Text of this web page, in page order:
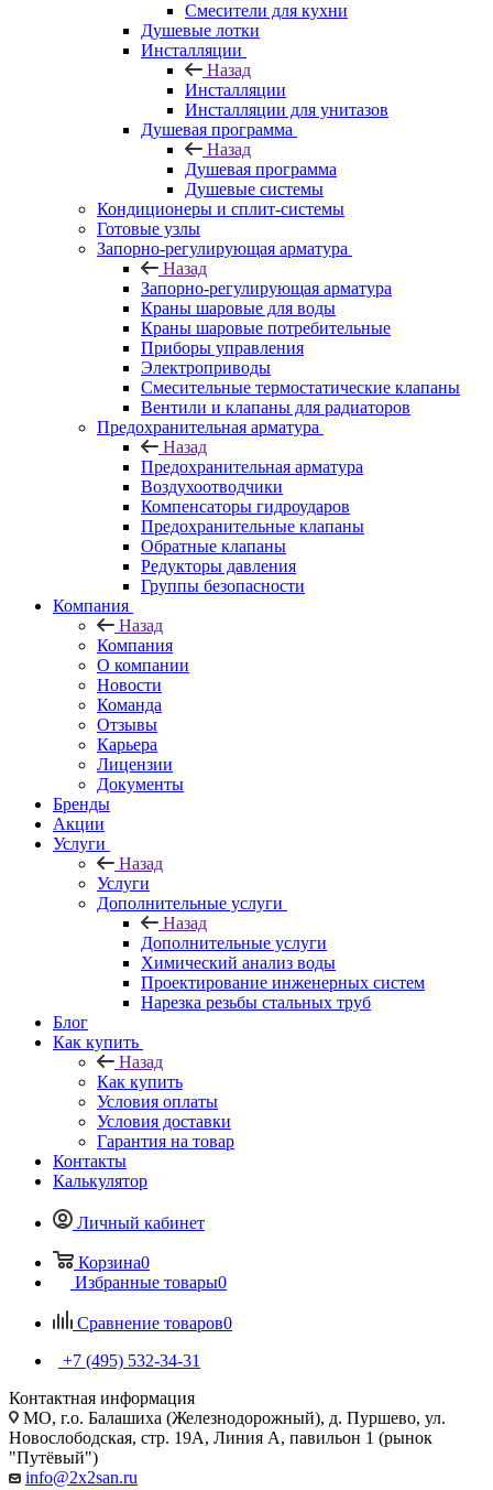
Смесители для кухни
Душевые лотки
Инсталляции
Назад
Инсталляции
Инсталляции для унитазов
Душевая программа
Назад
Душевая программа
Душевые системы
Кондиционеры и сплит-системы
Готовые узлы
Запорно-регулирующая арматура
Назад
Запорно-регулирующая арматура
Краны шаровые для воды
Краны шаровые потребительные
Приборы управления
Электроприводы
Смесительные термостатические клапаны
Вентили и клапаны для радиаторов
Предохранительная арматура
Назад
Предохранительная арматура
Воздухоотводчики
Компенсаторы гидроударов
Предохранительные клапаны
Обратные клапаны
Редукторы давления
Группы безопасности
Компания
Назад
Компания
О компании
Новости
Команда
Отзывы
Карьера
Лицензии
Документы
Бренды
Акции
Услуги
Назад
Услуги
Дополнительные услуги
Назад
Дополнительные услуги
Химический анализ воды
Проектирование инженерных систем
Нарезка резьбы стальных труб
Блог
Как купить
Назад
Как купить
Условия оплаты
Условия доставки
Гарантия на товар
Контакты
Калькулятор
Личный кабинет
Корзина0
Избранные товары0
Сравнение товаров0
+7 (495) 532‑34‑31
Контактная информация
МО, г.о. Балашиха (Железнодорожный), д. Пуршево, ул.
Новослободская, стр. 19А, Линия А, павильон 1 (рынок
"Путёвый")
info@2x2san.ru